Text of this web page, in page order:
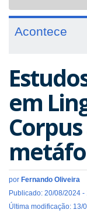
Acontece
em
por Fernando Oliveira
Publicado: 20/08/2024 -
Última modificação: 13/